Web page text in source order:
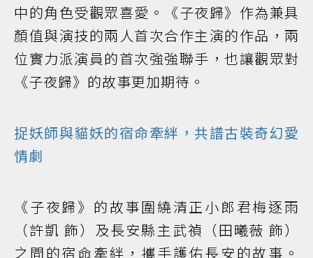
中的角色受觀眾喜愛。《子夜歸》作為兼具
顏值與演技的兩人首次合作主演的作品，兩
位實力派演員的首次強強聯手，也讓觀眾對
《子夜歸》的故事更加期待。
捉妖師與貓妖的宿命牽絆，共譜古裝奇幻愛
情劇
《子夜歸》的故事圍繞清正小郎君梅逐雨
（許凱 飾）及長安縣主武禎（田曦薇 飾）
之間的宿命牽絆，攜手護佑長安的故事。